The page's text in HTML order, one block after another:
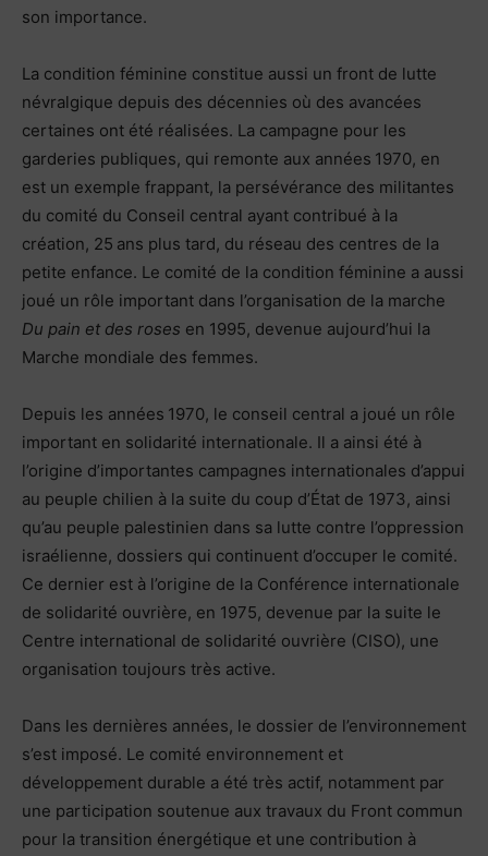
son importance.
La condition féminine constitue aussi un front de lutte
névralgique depuis des décennies où des avancées
certaines ont été réalisées. La campagne pour les
garderies publiques, qui remonte aux années 1970, en
est un exemple frappant, la persévérance des militantes
du comité du Conseil central ayant contribué à la
création, 25 ans plus tard, du réseau des centres de la
petite enfance. Le comité de la condition féminine a aussi
joué un rôle important dans l’organisation de la marche
Du pain et des roses en 1995, devenue aujourd’hui la
Marche mondiale des femmes.
Depuis les années 1970, le conseil central a joué un rôle
important en solidarité internationale. Il a ainsi été à
l’origine d’importantes campagnes internationales d’appui
au peuple chilien à la suite du coup d’État de 1973, ainsi
qu’au peuple palestinien dans sa lutte contre l’oppression
israélienne, dossiers qui continuent d’occuper le comité.
Ce dernier est à l’origine de la Conférence internationale
de solidarité ouvrière, en 1975, devenue par la suite le
Centre international de solidarité ouvrière (CISO), une
organisation toujours très active.
Dans les dernières années, le dossier de l’environnement
s’est imposé. Le comité environnement et
développement durable a été très actif, notamment par
une participation soutenue aux travaux du Front commun
pour la transition énergétique et une contribution à